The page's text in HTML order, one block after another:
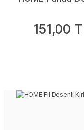
151,00